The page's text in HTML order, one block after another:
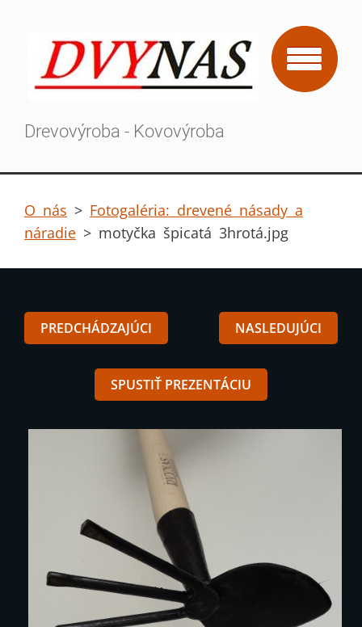
Drevovýroba - Kovovýroba
O nás > Fotogaléria: drevené násady a
náradie > motyčka špicatá 3hrotá.jpg
PREDCHÁDZAJÚCI NASLEDUJÚCI
SPUSTIŤ PREZENTÁCIU